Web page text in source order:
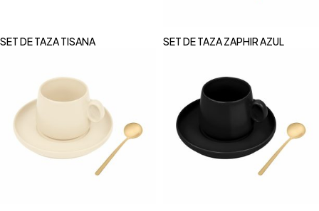
SET DE TAZA TISANA SET DE TAZA ZAPHIR AZUL